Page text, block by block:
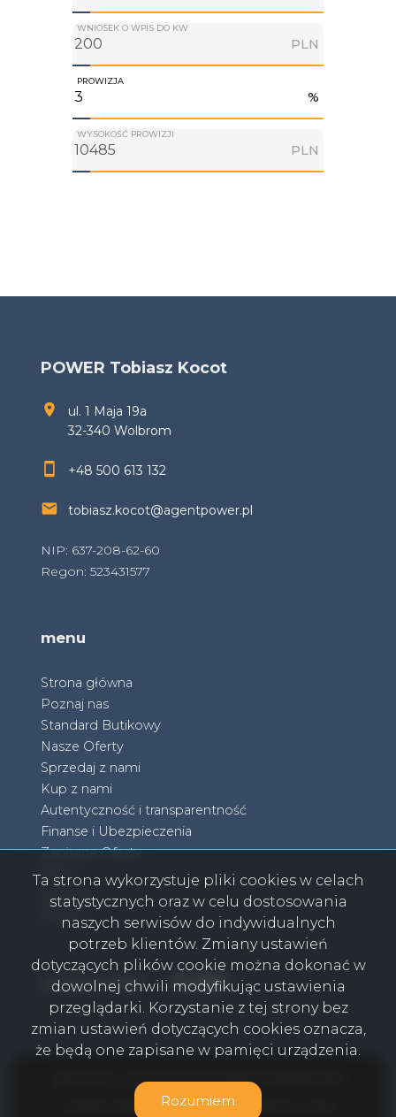
WNIOSEK O WPIS DO KW
PLN
PROWIZJA
%
WYSOKOŚĆ PROWIZJI
PLN
POWER Tobiasz Kocot
ul. 1 Maja 19a
32-340 Wolbrom
+48 500 613 132
tobiasz.kocot@agentpower.pl
NIP: 637-208-62-60
Regon: 523431577
menu
Strona główna
Poznaj nas
Standard Butikowy
Nasze Oferty
Sprzedaj z nami
Kup z nami
Autentyczność i transparentność
Finanse i Ubezpieczenia
Zapisane Oferty
Blog
Kontakt
RODO
social media Facebook
Facebook
Facebook
Facebook
Olkusz Biuro Nieruchomości AGENT POWER © 2026
Program dla biur nieruchomości
Ta strona wykorzystuje pliki cookies w celach
statystycznych oraz w celu dostosowania
naszych serwisów do indywidualnych
potrzeb klientów. Zmiany ustawień
dotyczących plików cookie można dokonać w
dowolnej chwili modyfikując ustawienia
przeglądarki. Korzystanie z tej strony bez
zmian ustawień dotyczących cookies oznacza,
że będą one zapisane w pamięci urządzenia.
Rozumiem